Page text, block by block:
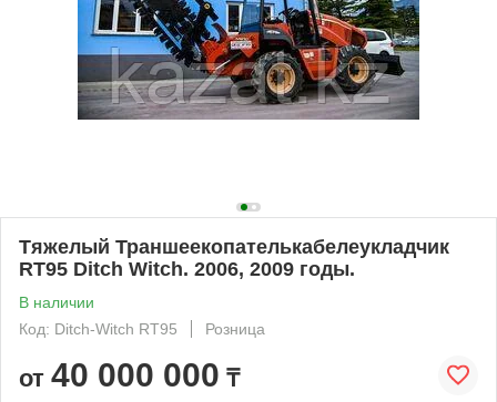
Тяжелый Траншеекопателькабелеукладчик
RT95 Ditch Witch. 2006, 2009 годы.
В наличии
Код: Ditch-Witch RT95
Розница
от 40 000 000 ₸